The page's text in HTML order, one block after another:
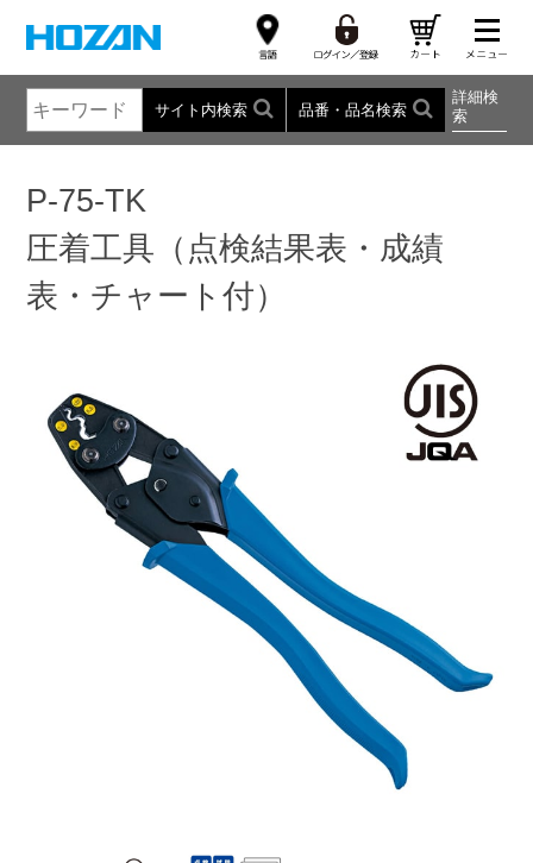
サイト内検索 品番・品名検索
詳細検
索
P-75-TK
圧着工具（点検結果表・成績
表・チャート付）